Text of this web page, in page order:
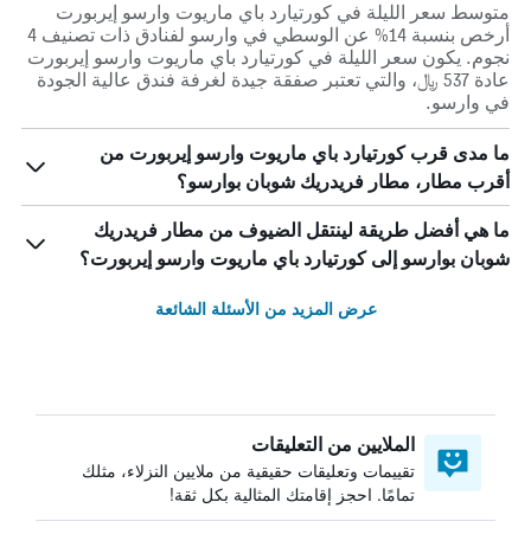
متوسط سعر الليلة في كورتيارد باي ماريوت وارسو إيربورت
أرخص بنسبة 14% عن الوسطي في وارسو لفنادق ذات تصنيف 4
نجوم. يكون سعر الليلة في كورتيارد باي ماريوت وارسو إيربورت
عادة 537 ﷼، والتي تعتبر صفقة جيدة لغرفة فندق عالية الجودة
في وارسو.
ما مدى قرب كورتيارد باي ماريوت وارسو إيربورت من
أقرب مطار، مطار فريدريك شوبان بوارسو؟
ما هي أفضل طريقة لينتقل الضيوف من مطار فريدريك
شوبان بوارسو إلى كورتيارد باي ماريوت وارسو إيربورت؟
عرض المزيد من الأسئلة الشائعة
الملايين من التعليقات
تقييمات وتعليقات حقيقية من ملايين النزلاء، مثلك
تمامًا. احجز إقامتك المثالية بكل ثقة!